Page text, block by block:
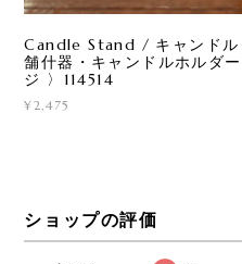
Candle Stand / キャンドル
舗什器・キャンドルホルダ
ジ 〉114514
¥2,475
ショップの評価